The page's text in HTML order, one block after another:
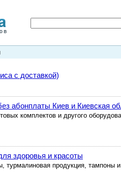
с доставкой)
абонплаты Киев и Киевская
комплектов и другого
здоровья и красоты
турмалиновая продукция, тампоны